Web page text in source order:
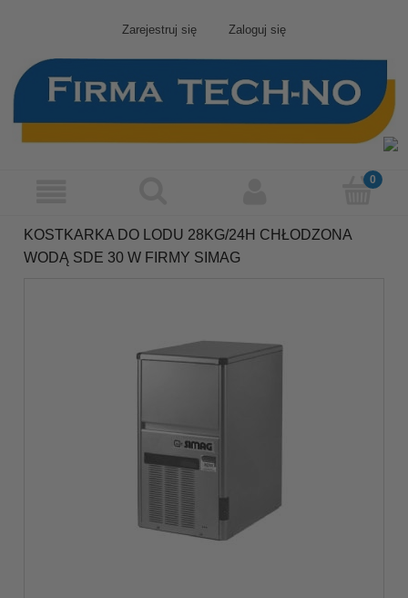
Zarejestruj się Zaloguj się
KOSTKARKA DO LODU 28KG/24H CHŁODZONA
WODĄ SDE 30 W FIRMY SIMAG